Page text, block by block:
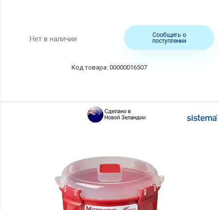
Нет в наличии
Сообщить о
поступлении
00000016507